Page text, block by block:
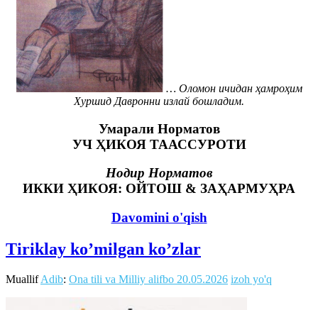
… Оломон ичидан ҳамроҳим
Хуршид Давронни излай бошладим.
Умарали Норматов
УЧ ҲИКОЯ ТААССУРОТИ
Нодир Норматов
ИККИ ҲИКОЯ: ОЙТОШ & ЗАҲАРМУҲРА
Davomini o'qish
Tiriklay ko’milgan ko’zlar
MuallifAdib: Ona tili va Milliy alifbo 20.05.2026 izoh yo'q